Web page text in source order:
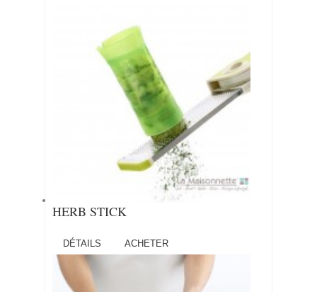
HERB STICK
DÉTAILS ACHETER